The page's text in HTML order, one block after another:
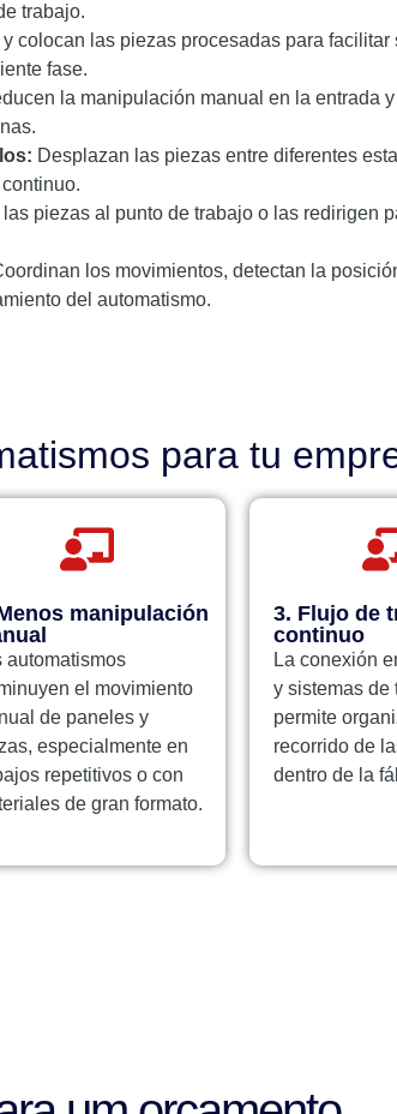
trabajo.
colocan las piezas procesadas para facilitar
fase.
la manipulación manual en la entrada
Desplazan las piezas entre diferentes
piezas al punto de trabajo o las redirigen
los movimientos, detectan la
del automatismo.
para tu
manipulación
automatismos
el movimiento
de paneles y
especialmente en
repetitivos o con
de gran formato.
3. Flujo de
continuo
La conexión
y sistemas de
permite
recorrido de
dentro de la